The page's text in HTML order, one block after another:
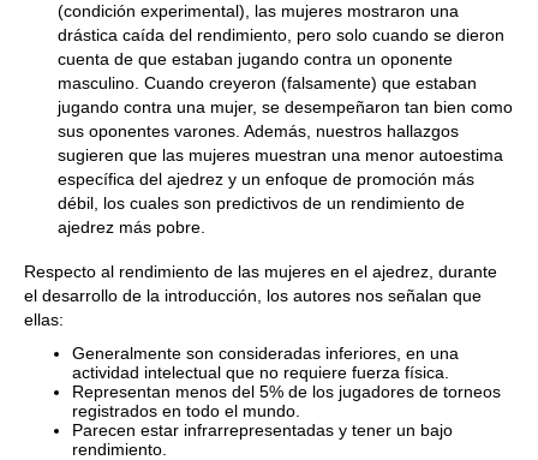
(condición experimental), las mujeres mostraron una
drástica caída del rendimiento, pero solo cuando se dieron
cuenta de que estaban jugando contra un oponente
masculino. Cuando creyeron (falsamente) que estaban
jugando contra una mujer, se desempeñaron tan bien como
sus oponentes varones. Además, nuestros hallazgos
sugieren que las mujeres muestran una menor autoestima
específica del ajedrez y un enfoque de promoción más
débil, los cuales son predictivos de un rendimiento de
ajedrez más pobre.
Respecto al rendimiento de las mujeres en el ajedrez, durante
el desarrollo de la introducción, los autores nos señalan que
ellas:
Generalmente son consideradas inferiores, en una
actividad intelectual que no requiere fuerza física.
Representan menos del 5% de los jugadores de torneos
registrados en todo el mundo.
Parecen estar infrarrepresentadas y tener un bajo
rendimiento.